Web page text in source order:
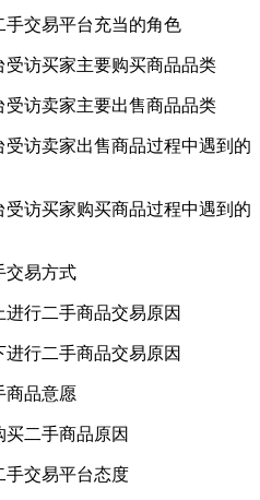
手交易平台充当的角色
受访买家主要购买商品品类
受访卖家主要出售商品品类
受访卖家出售商品过程中遇到的
受访买家购买商品过程中遇到的
交易方式
行二手商品交易原因
行二手商品交易原因
商品意愿
买二手商品原因
手交易平台态度